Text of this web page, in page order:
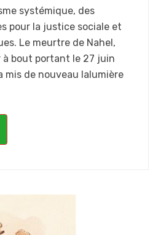
systémique, des
pour la justice sociale et
Le meurtre de Nahel,
à bout portant le 27 juin
mis de nouveau lalumière